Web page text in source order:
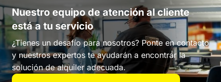
Nuestro equipo de atención al cliente
está a tu servicio
¿Tienes un desafío para nosotros? Ponte en contacto
y nuestros expertos te ayudarán a encontrar la
solución de alquiler adecuada.